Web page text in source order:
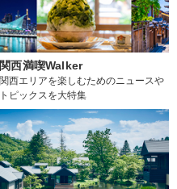
関西満喫Walker
関西エリアを楽しむためのニュースや
トピックスを大特集